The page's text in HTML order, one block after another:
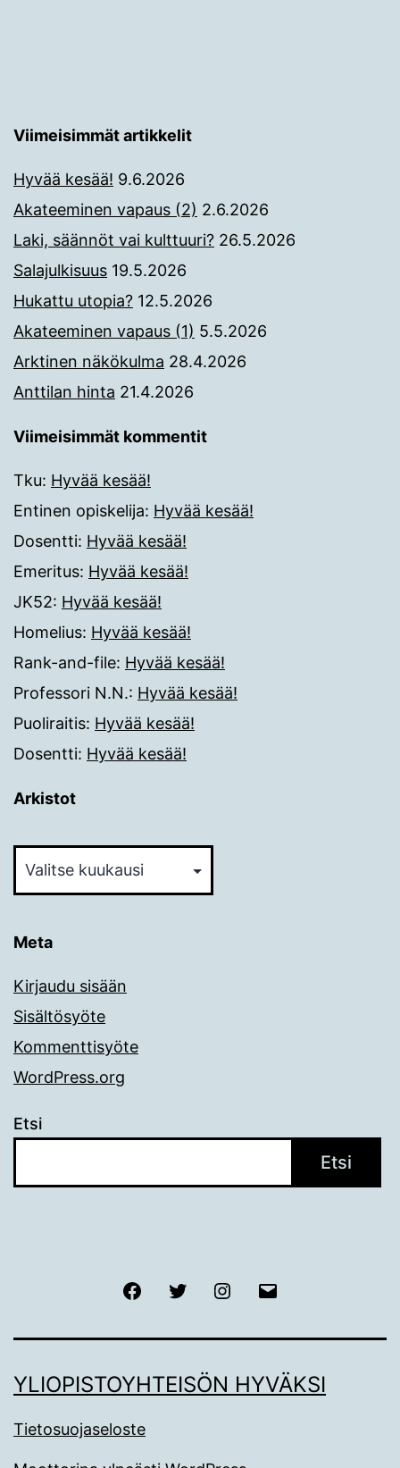
Viimeisimmät artikkelit
Hyvää kesää! 9.6.2026
Akateeminen vapaus (2) 2.6.2026
Laki, säännöt vai kulttuuri? 26.5.2026
Salajulkisuus 19.5.2026
Hukattu utopia? 12.5.2026
Akateeminen vapaus (1) 5.5.2026
Arktinen näkökulma 28.4.2026
Anttilan hinta 21.4.2026
Viimeisimmät kommentit
Tku: Hyvää kesää!
Entinen opiskelija: Hyvää kesää!
Dosentti: Hyvää kesää!
Emeritus: Hyvää kesää!
JK52: Hyvää kesää!
Homelius: Hyvää kesää!
Rank-and-file: Hyvää kesää!
Professori N.N.: Hyvää kesää!
Puoliraitis: Hyvää kesää!
Dosentti: Hyvää kesää!
Arkistot
Meta
Kirjaudu sisään
Sisältösyöte
Kommenttisyöte
WordPress.org
Etsi
Etsi
FacebookTwitter Instagram
YLIOPISTOYHTEISÖN HYVÄKSI
Tietosuojaseloste